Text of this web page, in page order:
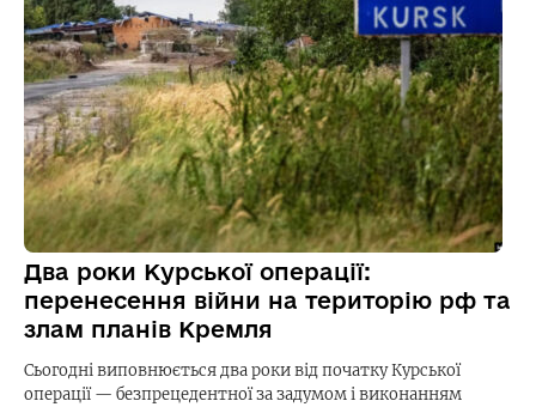
Два роки Курської операції:
перенесення війни на територію рф та
злам планів Кремля
Сьогодні виповнюється два роки від початку Курської
операції — безпрецедентної за задумом і виконанням